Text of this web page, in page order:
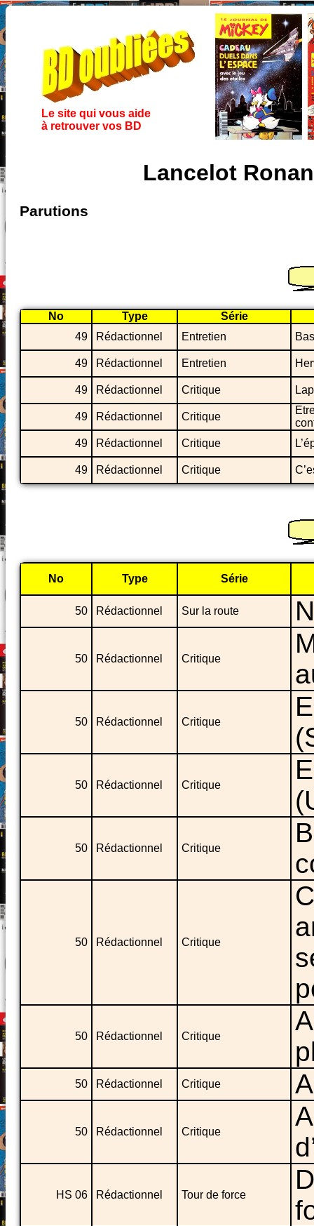
Le site qui vous aide
à retrouver vos BD
Lancelot
Parutions
No Type
Série
49
Rédactionnel Entretien
49 Rédactionnel Entretien
49 Rédactionnel Critique
49 Rédactionnel Critique
49
Rédactionnel Critique
49 Rédactionnel Critique
No Type Série
50 Rédactionnel Sur la route
50 Rédactionnel Critique
50 Rédactionnel Critique
50 Rédactionnel Critique
50 Rédactionnel Critique
50 Rédactionnel Critique
50 Rédactionnel Critique
50 Rédactionnel Critique
50 Rédactionnel Critique
HS 06 Rédactionnel Tour de force